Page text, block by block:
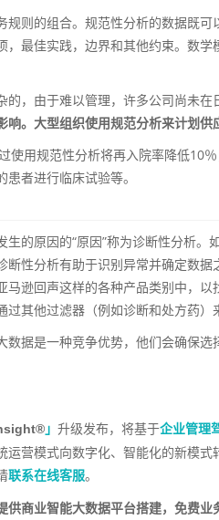
规则的组合。规范性分析的数据既
，最佳实践，边界和其他约束。数
的，由于难以管理，许多公司尚未
。大型组织使用规范分析来计划供
用规范性分析将再入院率降低10
者进行临床试验等。
生的原因的“原因”称为诊断性分析
断性分析有助于识别异常并确定数
马逊回声这样的各种产品类别中，
其他过滤器（例如诊断和处方药）
数据是一种竞争优势，他们会确保
」升级发布，将基于企业管理
运营模式向数字化、智能化的新模
联系在线客服。
供商业智能大数据平台搭建，免费